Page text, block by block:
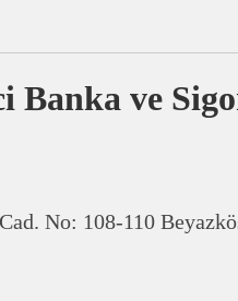
Banka ve
No: 108-110